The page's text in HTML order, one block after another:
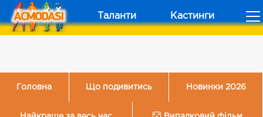
Таланти Кастинги
Головна Що подивитись Новинки 2026